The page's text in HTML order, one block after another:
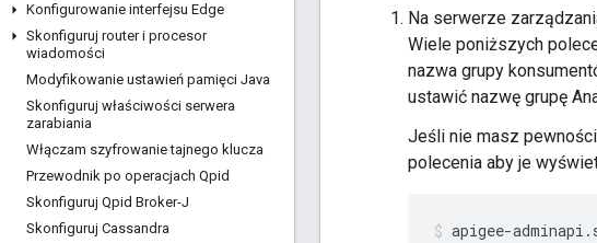
Konfigurowanie interfejsu Edge
Skonfiguruj router i procesor
wiadomości
Modyfikowanie ustawień pamięci Java
Skonfiguruj właściwości serwera
zarabiania
Włączam szyfrowanie tajnego klucza
Przewodnik po operacjach Qpid
Skonfiguruj Qpid Broker-J
Skonfiguruj Cassandra
Na serwerze
Wiele poniższych
nazwa grupy
ustawić nazwę grupę
Jeśli nie masz
polecenia aby je
apigee-